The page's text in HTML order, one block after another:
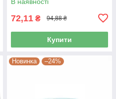
72,11 ₴ 94,88 ₴
Купити
Новинка –24%